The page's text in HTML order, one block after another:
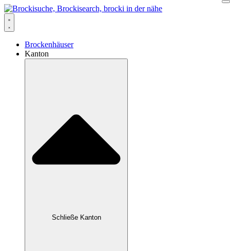
Zum
Inhalt
springen
Brockenhäuser
Kanton
Schließe Kanton